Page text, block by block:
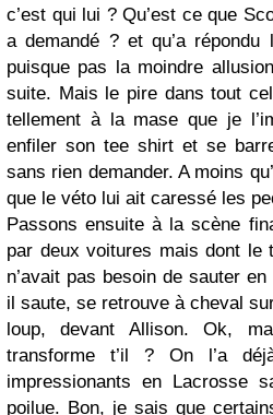
c’est qui lui ? Qu’est ce que
a demandé ? et qu’a
puisque pas la moindre
suite. Mais le pire dans tout
tellement à la mase que je
enfiler son tee shirt et se
sans rien demander. A moins
que le véto lui ait caressé les
Passons ensuite à la scène
par deux voitures mais dont le
n’avait pas besoin de sauter
il saute, se retrouve à cheval
loup, devant Allison. Ok,
transforme t’il ? On l’a
impressionants en Lacrosse
poilue. Bon, je sais que